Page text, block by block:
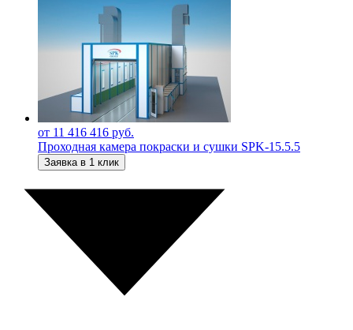
от 11 416 416 руб.
Проходная камера покраски и сушки SPK-15.5.5
Заявка в 1 клик